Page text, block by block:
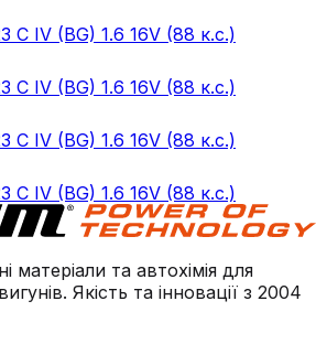
C IV (BG) 1.6 16V (88 к.с.)
C IV (BG) 1.6 16V (88 к.с.)
C IV (BG) 1.6 16V (88 к.с.)
C IV (BG) 1.6 16V (88 к.с.)
матеріали та автохімія для
Якість та інновації з 2004